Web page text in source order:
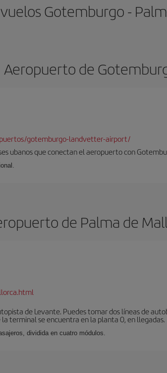
Gotemburgo -
Aeropuerto de
gotemburgo-landvetter-airport/
ubanos que conectan el aeropuerto con
de Palma de
de Levante. Puedes tomar dos líneas de
terminal se encuentra en la planta 0, en llegadas.
dividida en cuatro módulos.